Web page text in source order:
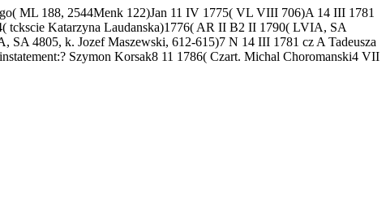
ML 188, 2544Menk 122)Jan 11 IV 1775( VL VIII 706)A 14 III 1781
tckscie Katarzyna Laudanska)1776( AR II B2 II 1790( LVIA, SA
4805, k. Jozef Maszewski, 612-615)7 N 14 III 1781 cz A Tadeusza
Szymon Korsak8 11 1786( Czart. Michal Choromanski4 VII